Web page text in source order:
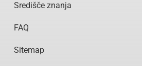
Središče znanja
FAQ
Sitemap